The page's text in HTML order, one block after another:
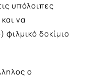
υπόλοιπες
να
φιλμικό δοκίμιο
ο